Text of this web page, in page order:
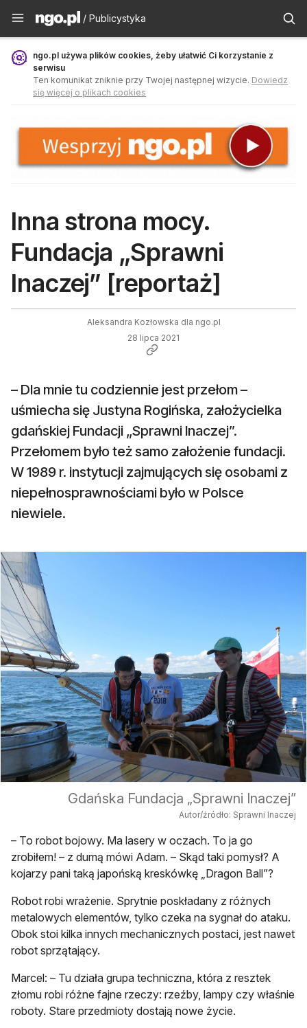
Publicystyka - ngo.pl
/ Publicystyka
ngo.pl używa plików cookies, żeby ułatwić Ci korzystanie z
serwisu
Ten komunikat zniknie przy Twojej następnej wizycie. Dowiedz
się więcej o plikach cookies
Inna strona mocy.
Fundacja „Sprawni
Inaczej” [reportaż]
Aleksandra Kozłowska dla ngo.pl
28 lipca 2021
– Dla mnie tu codziennie jest przełom –
uśmiecha się Justyna Rogińska, założycielka
gdańskiej Fundacji „Sprawni Inaczej”.
Przełomem było też samo założenie fundacji.
W 1989 r. instytucji zajmujących się osobami z
niepełnosprawnościami było w Polsce
niewiele.
Gdańska Fundacja „Sprawni Inaczej”
Autor/źródło: Sprawni Inaczej
– To robot bojowy. Ma lasery w oczach. To ja go
zrobiłem! – z dumą mówi Adam. – Skąd taki pomysł? A
kojarzy pani taką japońską kreskówkę „Dragon Ball”?
Robot robi wrażenie. Sprytnie poskładany z różnych
metalowych elementów, tylko czeka na sygnał do ataku.
Obok stoi kilka innych mechanicznych postaci, jest nawet
robot sprzątający.
Marcel: – Tu działa grupa techniczna, która z resztek
złomu robi różne fajne rzeczy: rzeźby, lampy czy właśnie
roboty. Stare przedmioty dostają nowe życie.